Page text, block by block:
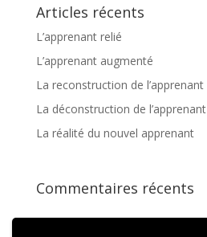
Articles récents
L’apprenant relié
L’apprenant augmenté
La reconstruction de l’apprenant
La déconstruction de l’apprenant
La réalité du nouvel apprenant
Commentaires récents